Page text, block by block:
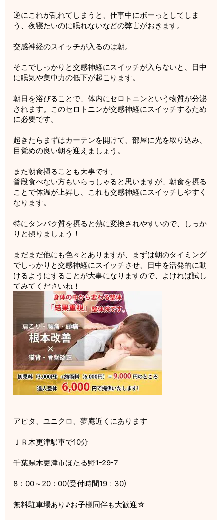
逆にこれが乱れてしまうと、仕事中にボーっとしてしま
う、夜寝たいのに眠れないなどの弊害がおきます。
交感神経のスイッチが入るのは朝。
そこでしっかりと交感神経にスイッチが入らないと、日中
に眠気や集中力の低下が起こります。
朝日を浴びることで、体内にセロトニンという物質が分泌
されます。このセロトニンが交感神経にスイッチするため
に必要です。
起きたらまずはカーテンを開けて、部屋に光を取り込み、
目覚めの良い朝を迎えましょう。
また朝食摂ることも大事です。
普段食べない方もいらっしゃると思いますが、朝食を摂る
ことで体温が上昇し、これも交感神経にスイッチしやすく
なります。
特にタンパク質を摂ると熱に変換されやすいので、しっか
りと摂りましょう！
まだまだ他にも色々とありますが、まずは朝のタイミング
でしっかりと交感神経にスイッチさせ、日中を活発的に動
けるようにすることが大事になりますので、よければ試し
てみてくださいね！
アピタ、ユニクロ、夢庵近くにあります
ＪＲ木更津駅車で10分
千葉県木更津市ほたる野1-29-7
8：00～20：00(受付時間19：30)
無料駐車場あり♪お子様同伴も大歓迎☆